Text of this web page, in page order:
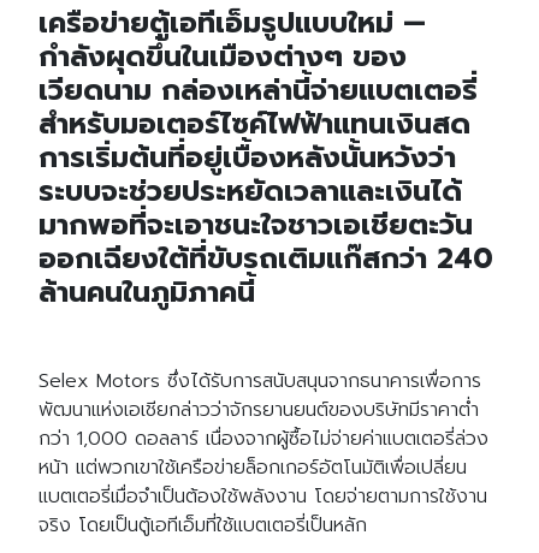
เครือข่ายตู้เอทีเอ็มรูปแบบใหม่ —
กำลังผุดขึ้นในเมืองต่างๆ ของ
เวียดนาม กล่องเหล่านี้จ่ายแบตเตอรี่
สำหรับมอเตอร์ไซค์ไฟฟ้าแทนเงินสด
การเริ่มต้นที่อยู่เบื้องหลังนั้นหวังว่า
ระบบจะช่วยประหยัดเวลาและเงินได้
มากพอที่จะเอาชนะใจชาวเอเชียตะวัน
ออกเฉียงใต้ที่ขับรถเติมแก๊สกว่า 240
ล้านคนในภูมิภาคนี้
Selex Motors ซึ่งได้รับการสนับสนุนจากธนาคารเพื่อการ
พัฒนาแห่งเอเชียกล่าวว่าจักรยานยนต์ของบริษัทมีราคาต่ำ
กว่า 1,000 ดอลลาร์ เนื่องจากผู้ซื้อไม่จ่ายค่าแบตเตอรี่ล่วง
หน้า แต่พวกเขาใช้เครือข่ายล็อกเกอร์อัตโนมัติเพื่อเปลี่ยน
แบตเตอรี่เมื่อจำเป็นต้องใช้พลังงาน โดยจ่ายตามการใช้งาน
จริง โดยเป็นตู้เอทีเอ็มที่ใช้แบตเตอรี่เป็นหลัก